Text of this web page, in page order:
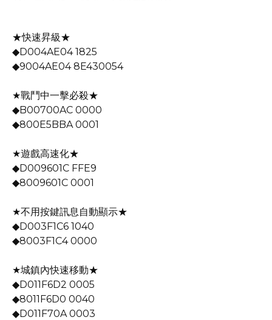
★快速昇級★
◆D004AE04 1825
◆9004AE04 8E430054
★戰鬥中一擊必殺★
◆B00700AC 0000
◆800E5BBA 0001
★遊戲高速化★
◆D009601C FFE9
◆8009601C 0001
★不用按鍵訊息自動顯示★
◆D003F1C6 1040
◆8003F1C4 0000
★城鎮內快速移動★
◆D011F6D2 0005
◆8011F6D0 0040
◆D011F70A 0003